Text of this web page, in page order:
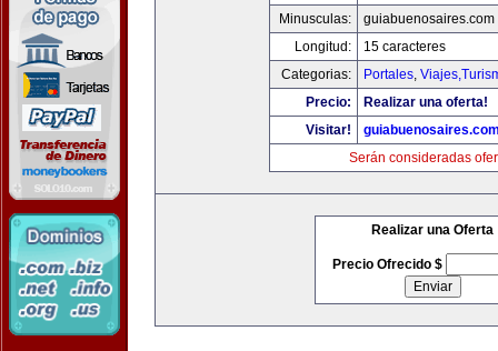
Minusculas:
guiabuenosaires.com
Longitud:
15 caracteres
Categorias:
Portales,
Precio:
Realizar una oferta!
Visitar!
Serán consideradas
Realizar una Oferta
Precio Ofrecido $